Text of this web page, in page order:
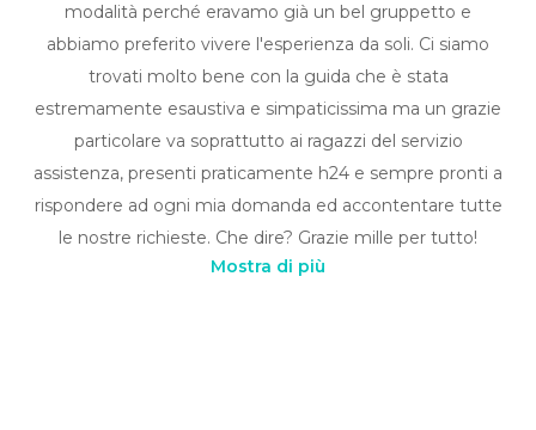
modalità perché eravamo già un bel gruppetto e
abbiamo preferito vivere l'esperienza da soli. Ci siamo
trovati molto bene con la guida che è stata
estremamente esaustiva e simpaticissima ma un grazie
particolare va soprattutto ai ragazzi del servizio
assistenza, presenti praticamente h24 e sempre pronti a
rispondere ad ogni mia domanda ed accontentare tutte
le nostre richieste. Che dire? Grazie mille per tutto!
Mostra di più